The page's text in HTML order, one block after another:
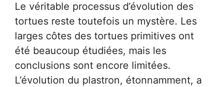
Le véritable processus d’évolution des
tortues reste toutefois un mystère. Les
larges côtes des tortues primitives ont
été beaucoup étudiées, mais les
conclusions sont encore limitées.
L’évolution du plastron, étonnamment, a